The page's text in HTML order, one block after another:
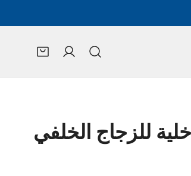
تسجيل الدخول
للزجاج الخلفي